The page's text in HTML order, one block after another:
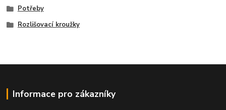
Potřeby
Rozlišovací kroužky
Informace pro zákazníky